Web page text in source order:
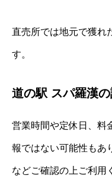
直売所では地元で獲れ
す。
道の駅 スパ羅漢
営業時間や定休日、料
報ではない可能性もあ
などご確認の上ご利用